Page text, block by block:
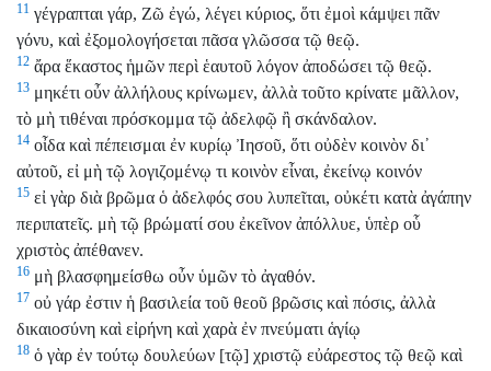
11 γέγραπται γάρ, Ζῶ ἐγώ, λέγει κύριος, ὅτι ἐμοὶ κάμψει πᾶν
γόνυ, καὶ ἐξομολογήσεται πᾶσα γλῶσσα τῷ θεῷ.
12 ἄρα ἕκαστος ἡμῶν περὶ ἑαυτοῦ λόγον ἀποδώσει τῷ θεῷ.
13 μηκέτι οὖν ἀλλήλους κρίνωμεν, ἀλλὰ τοῦτο κρίνατε μᾶλλον,
τὸ μὴ τιθέναι πρόσκομμα τῷ ἀδελφῷ ἢ σκάνδαλον.
14 οἶδα καὶ πέπεισμαι ἐν κυρίῳ Ἰησοῦ, ὅτι οὐδὲν κοινὸν δι᾽
αὐτοῦ, εἰ μὴ τῷ λογιζομένῳ τι κοινὸν εἶναι, ἐκείνῳ κοινόν
15 εἰ γὰρ διὰ βρῶμα ὁ ἀδελφός σου λυπεῖται, οὐκέτι κατὰ ἀγάπην
περιπατεῖς. μὴ τῷ βρώματί σου ἐκεῖνον ἀπόλλυε, ὑπὲρ οὗ
χριστὸς ἀπέθανεν.
16 μὴ βλασφημείσθω οὖν ὑμῶν τὸ ἀγαθόν.
17 οὐ γάρ ἐστιν ἡ βασιλεία τοῦ θεοῦ βρῶσις καὶ πόσις, ἀλλὰ
δικαιοσύνη καὶ εἰρήνη καὶ χαρὰ ἐν πνεύματι ἁγίῳ
18 ὁ γὰρ ἐν τούτῳ δουλεύων [τῷ] χριστῷ εὐάρεστος τῷ θεῷ καὶ